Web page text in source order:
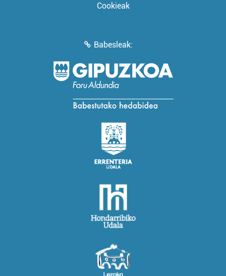
Cookieak
Babesleak: